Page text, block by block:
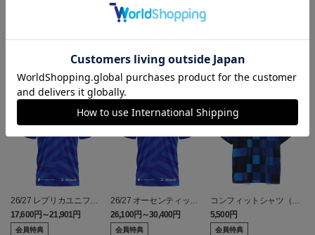
26/27 レプリカユニフォ
ーム(FP1st)
17,600円～21,901円
会員特典
26/27 オーセンティック
ユニフォーム(FP1st)
26,100円～30,400円
会員特典
コンフィットシャツ（20
26SP）
5,500円
会員特典